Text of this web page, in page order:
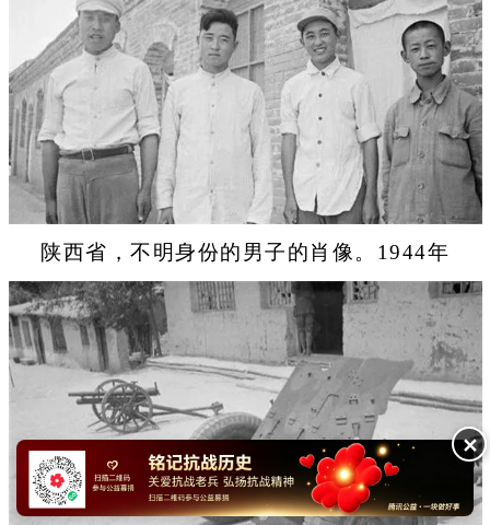
陕西省，不明身份的男子的肖像。1944年
✕